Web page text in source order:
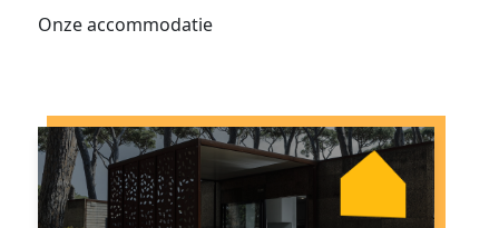
Onze accommodatie